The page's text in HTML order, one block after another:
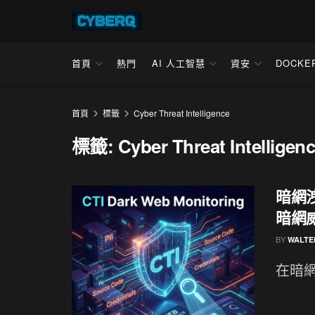
首頁 熱門 AI 人工智慧 資安
首頁 標籤 Cyber Threat Intelligence
標籤: Cyber Threat
暗網
暗網
BY
在暗